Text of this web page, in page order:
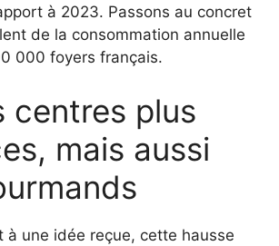
à 2023. Passons au concret
de la consommation annuelle
000 foyers français.
centres plus
mais aussi
à une idée reçue, cette hausse